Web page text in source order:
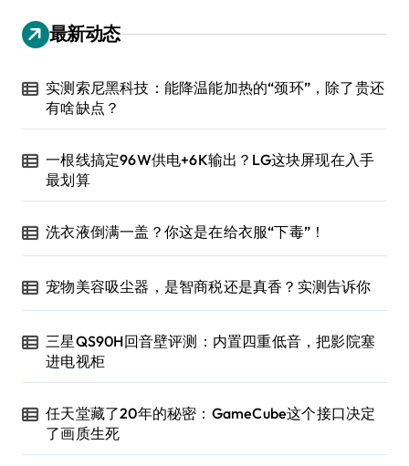
最新动态
实测索尼黑科技：能降温能加热的“颈环”，除了贵还
有啥缺点？
一根线搞定96W供电+6K输出？LG这块屏现在入手
最划算
洗衣液倒满一盖？你这是在给衣服“下毒”！
宠物美容吸尘器，是智商税还是真香？实测告诉你
三星QS90H回音壁评测：内置四重低音，把影院塞
进电视柜
任天堂藏了20年的秘密：GameCube这个接口决定
了画质生死